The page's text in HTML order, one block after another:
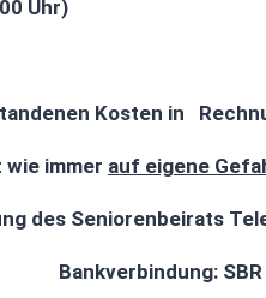
Uhr)
Kosten in
immer auf eigene
des Seniorenbeirats
Bankverbindung: